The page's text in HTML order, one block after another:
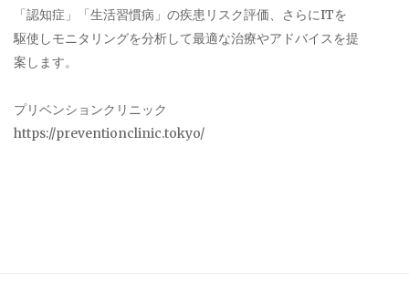
「認知症」「生活習慣病」の疾患リスク評価、さらにITを
駆使しモニタリングを分析して最適な治療やアドバイスを提
案します。
プリベンションクリニック
https://preventionclinic.tokyo/